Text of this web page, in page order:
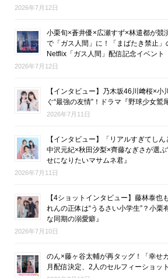
2026年7月12日
小栗旬×蒼井優×広瀬すず×林遣都が競
で「ガス人間」に！「まばたき禁止」
Netflix「ガス人間」配信記念イベント
2026年7月12日
【インタビュー】乃木坂46川﨑桜×小
ぐ“最強の友情”！ドラマ『野球少女鷲尾
2026年7月11日
【インタビュー】「リアルすぎてし
中沢元紀×秋田汐梨×齊藤なぎさが選
せになりたいマサムネ君』
2026年7月11日
【4ショットインタビュー】藤林泰也
れんの正体は“うるさい小学生”？小栗
な同期の溺愛癖』
2026年7月10日
のん×藤ヶ谷太輔が再タッグ！「幸せ
月配信決定、2人のセルフィーショッ